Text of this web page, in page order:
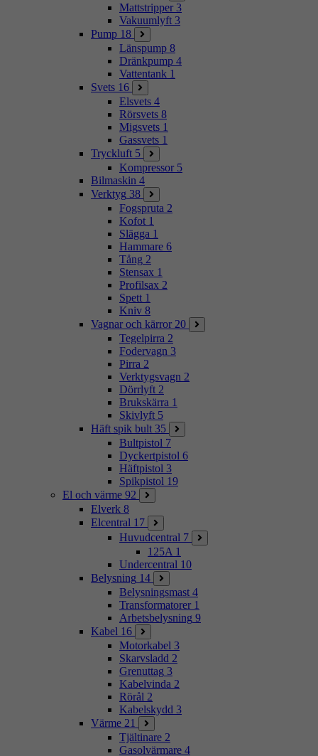
Mattstripper 3
Vakuumlyft 3
Pump 18
Länspump 8
Dränkpump 4
Vattentank 1
Svets 16
Elsvets 4
Rörsvets 8
Migsvets 1
Gassvets 1
Tryckluft 5
Kompressor 5
Bilmaskin 4
Verktyg 38
Fogspruta 2
Kofot 1
Slägga 1
Hammare 6
Tång 2
Stensax 1
Profilsax 2
Spett 1
Kniv 8
Vagnar och kärror 20
Tegelpirra 2
Fodervagn 3
Pirra 2
Verktygsvagn 2
Dörrlyft 2
Brukskärra 1
Skivlyft 5
Häft spik bult 35
Bultpistol 7
Dyckertpistol 6
Häftpistol 3
Spikpistol 19
El och värme 92
Elverk 8
Elcentral 17
Huvudcentral 7
125A 1
Undercentral 10
Belysning 14
Belysningsmast 4
Transformatorer 1
Arbetsbelysning 9
Kabel 16
Motorkabel 3
Skarvsladd 2
Grenuttag 3
Kabelvinda 2
Rörål 2
Kabelskydd 3
Värme 21
Tjältinare 2
Gasolvärmare 4